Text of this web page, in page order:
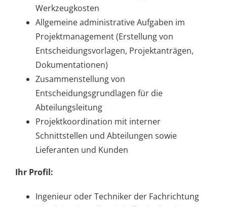
Werkzeugkosten
Allgemeine administrative Aufgaben im
Projektmanagement (Erstellung von
Entscheidungsvorlagen, Projektanträgen,
Dokumentationen)
Zusammenstellung von
Entscheidungsgrundlagen für die
Abteilungsleitung
Projektkoordination mit interner
Schnittstellen und Abteilungen sowie
Lieferanten und Kunden
Ihr Profil:
Ingenieur oder Techniker der Fachrichtung